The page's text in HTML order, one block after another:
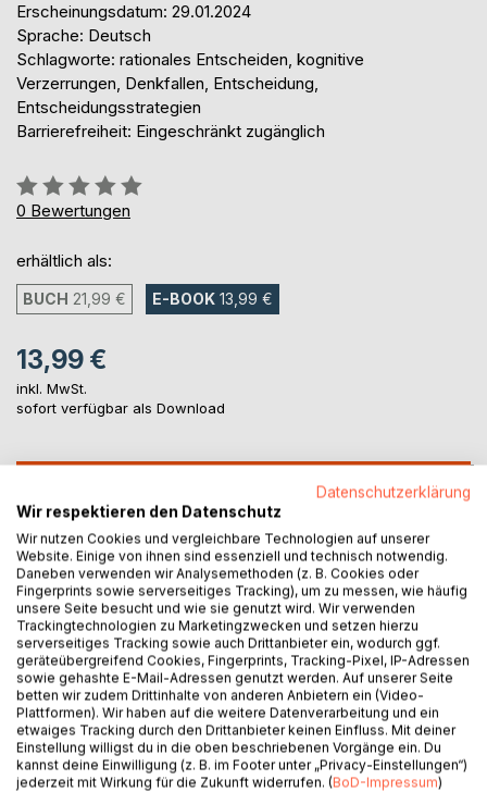
Erscheinungsdatum: 29.01.2024
Sprache: Deutsch
Schlagworte: rationales Entscheiden, kognitive
Verzerrungen, Denkfallen, Entscheidung,
Entscheidungsstrategien
Barrierefreiheit: Eingeschränkt zugänglich
Bewertung::
0%
0 Bewertungen
erhältlich als:
BUCH 21,99 € E-BOOK 13,99 €
13,99 €
inkl. MwSt.
sofort verfügbar als Download
Auf die Merkliste
Titel bewerten
BESCHREIBUNG
Datenschutzerklärung
Wir respektieren den Datenschutz
Wir nutzen Cookies und vergleichbare Technologien auf unserer
Website. Einige von ihnen sind essenziell und technisch notwendig.
Daneben verwenden wir Analysemethoden (z. B. Cookies oder
Fingerprints sowie serverseitiges Tracking), um zu messen, wie häufig
unsere Seite besucht und wie sie genutzt wird. Wir verwenden
Trackingtechnologien zu Marketingzwecken und setzen hierzu
serverseitiges Tracking sowie auch Drittanbieter ein, wodurch ggf.
geräteübergreifend Cookies, Fingerprints, Tracking-Pixel, IP-Adressen
sowie gehashte E-Mail-Adressen genutzt werden. Auf unserer Seite
betten wir zudem Drittinhalte von anderen Anbietern ein (Video-
Plattformen). Wir haben auf die weitere Datenverarbeitung und ein
etwaiges Tracking durch den Drittanbieter keinen Einfluss. Mit deiner
Einstellung willigst du in die oben beschriebenen Vorgänge ein. Du
kannst deine Einwilligung (z. B. im Footer unter „Privacy-Einstellungen“)
jederzeit mit Wirkung für die Zukunft widerrufen. (BoD-Impressum)